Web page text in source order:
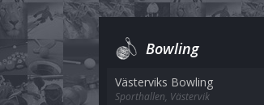
Bowling
Västerviks Bowling
Sporthallen, Västervik